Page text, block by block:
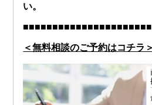
い。
＜無料相談のご予約はコチラ＞